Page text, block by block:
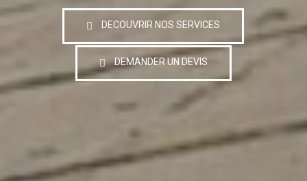
DECOUVRIR NOS SERVICES
DEMANDER UN DEVIS